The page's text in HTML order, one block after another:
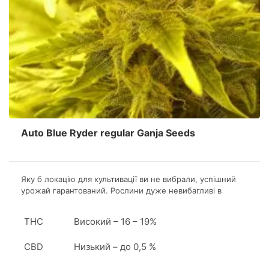
Auto Blue Ryder regular Ganja Seeds
Яку б локацію для культивації ви не вибрали, успішний
урожай гарантований. Рослини дуже невибагливі в
THC Високий – 16 – 19%
CBD Низький – до 0,5 %